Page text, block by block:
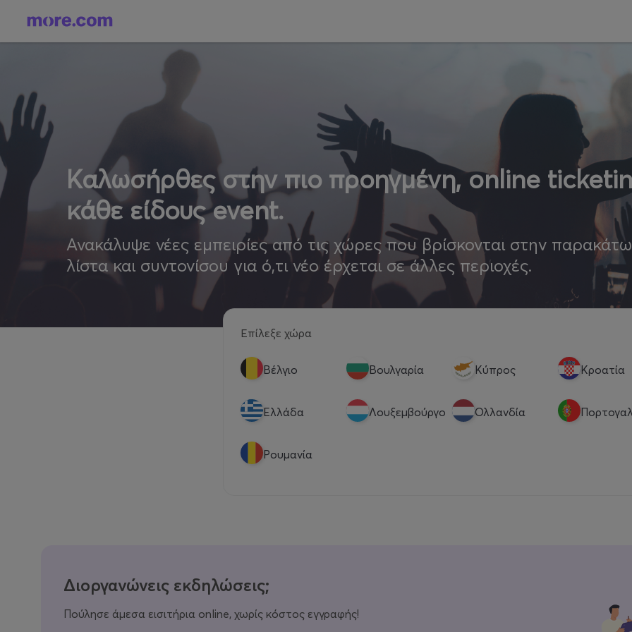
Καλωσήρθες στην πιο προηγμένη, online
κάθε είδους event.
Ανακάλυψε νέες εμπειρίες από τις χώρες που βρίσκονται στην παρακάτω
λίστα και συντονίσου για ό,τι νέο έρχεται σε άλλες περιοχές.
Επίλεξε χώρα
Βέλγιο Βουλγαρία Κύπρος Κροατία
Eλλάδα Λουξεμβούργο Ολλανδία
Ρουμανία
Διοργανώνεις εκδηλώσεις;
Πούλησε άμεσα εισιτήρια online, χωρίς κόστος εγγραφής!